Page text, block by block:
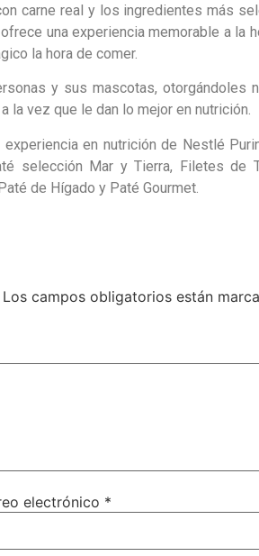
carne real y los ingredientes más
una experiencia memorable a la
la hora de comer.
y sus mascotas, otorgándoles
la vez que le dan lo mejor en nutrición.
en nutrición de Nestlé
selección Mar y Tierra, Filetes de
de Hígado y Paté Gourmet.
Los campos obligatorios están
electrónico *